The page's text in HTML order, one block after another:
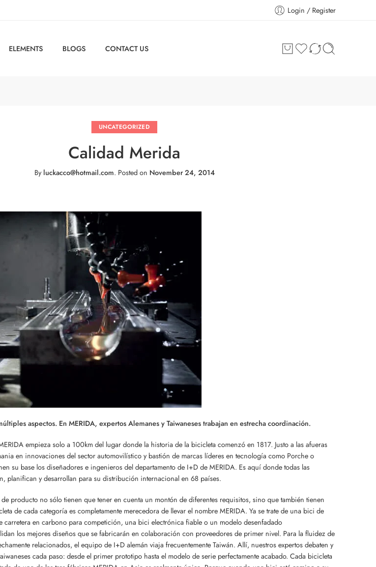
Login / Register
ELEMENTS BLOGS CONTACT US
UNCATEGORIZED
Calidad Merida
Byluckacco@hotmail.com. Posted on November 24, 2014
aspectos. En MERIDA, expertos Alemanes y Taiwaneses trabajan en estrecha coordinación.
empieza solo a 100km del lugar donde la historia de la bicicleta comenzó en 1817. Justo a las afueras
en innovaciones del sector automovilístico y bastión de marcas líderes en tecnología como Porche o
su base los diseñadores e ingenieros del departamento de I+D de MERIDA. Es aquí donde todas las
planifican y desarrollan para su distribución internacional en 68 países.
producto no sólo tienen que tener en cuenta un montón de diferentes requisitos, sino que también tienen
de cada categoría es completamente merecedora de llevar el nombre MERIDA. Ya se trate de una bici de
carretera en carbono para competición, una bici electrónica fiable o un modelo desenfadado
los mejores diseños que se fabricarán en colaboración con proveedores de primer nivel. Para la fluidez de
relacionados, el equipo de I+D alemán viaja frecuentemente Taiwán. Allí, nuestros expertos debaten y
cada paso: desde el primer prototipo hasta el modelo de serie perfectamente acabado. Cada bicicleta